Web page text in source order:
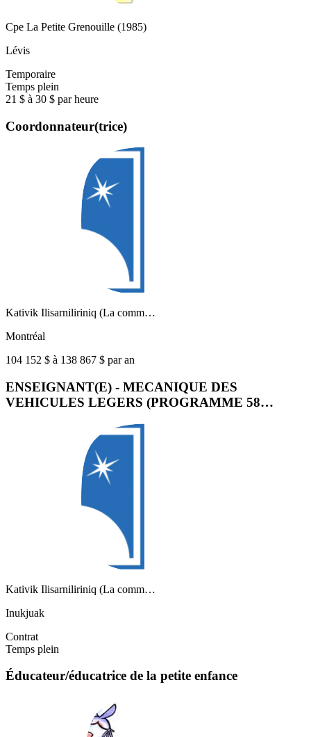
Cpe La Petite Grenouille (1985)
Lévis
Temporaire
Temps plein
21 $ à 30 $ par heure
Coordonnateur(trice)
Kativik Ilisarniliriniq (La comm…
Montréal
104 152 $ à 138 867 $ par an
ENSEIGNANT(E) - MECANIQUE DES
VEHICULES LEGERS (PROGRAMME 58…
Kativik Ilisarniliriniq (La comm…
Inukjuak
Contrat
Temps plein
Éducateur/éducatrice de la petite enfance